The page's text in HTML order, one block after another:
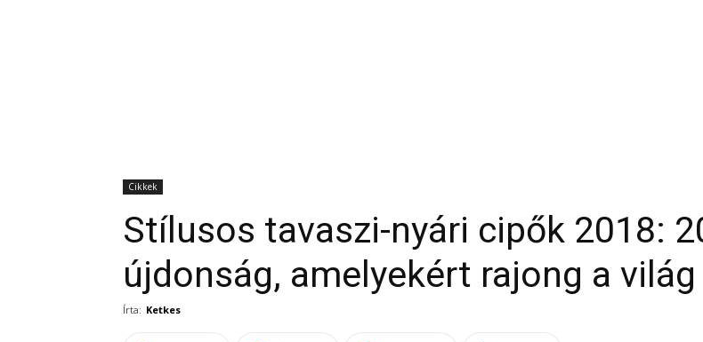
Cikkek
Stílusos tavaszi-nyári cipők 2018:
újdonság, amelyekért rajong a világ
Írta: Ketkes